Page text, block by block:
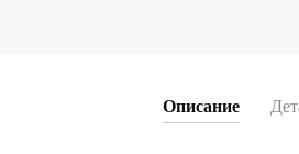
Описание